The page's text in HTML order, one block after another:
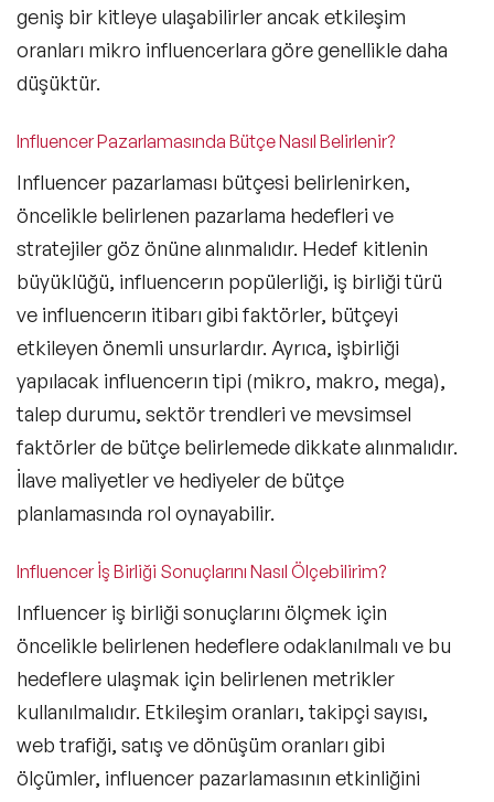
geniş bir kitleye ulaşabilirler ancak etkileşim
oranları mikro influencerlara göre genellikle daha
düşüktür.
Influencer Pazarlamasında Bütçe Nasıl Belirlenir?
Influencer pazarlaması bütçesi belirlenirken,
öncelikle belirlenen pazarlama hedefleri ve
stratejiler göz önüne alınmalıdır. Hedef kitlenin
büyüklüğü, influencerın popülerliği, iş birliği türü
ve influencerın itibarı gibi faktörler, bütçeyi
etkileyen önemli unsurlardır. Ayrıca, işbirliği
yapılacak influencerın tipi (mikro, makro, mega),
talep durumu, sektör trendleri ve mevsimsel
faktörler de bütçe belirlemede dikkate alınmalıdır.
İlave maliyetler ve hediyeler de bütçe
planlamasında rol oynayabilir.
Influencer İş Birliği Sonuçlarını Nasıl Ölçebilirim?
Influencer iş birliği sonuçlarını ölçmek için
öncelikle belirlenen hedeflere odaklanılmalı ve bu
hedeflere ulaşmak için belirlenen metrikler
kullanılmalıdır. Etkileşim oranları, takipçi sayısı,
web trafiği, satış ve dönüşüm oranları gibi
ölçümler, influencer pazarlamasının etkinliğini